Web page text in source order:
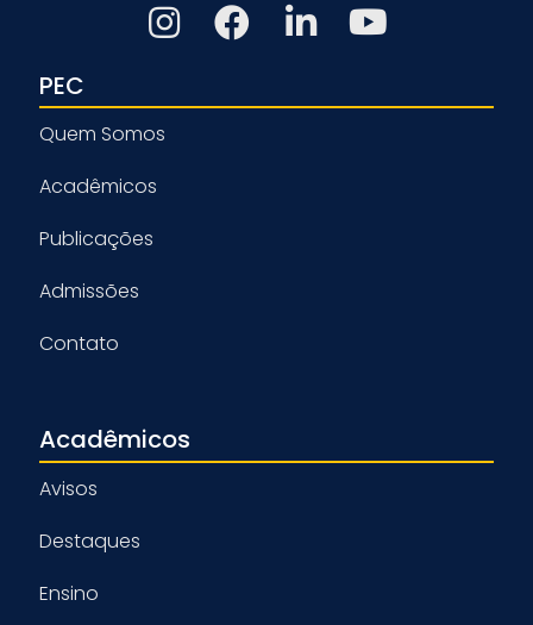
PEC
Quem Somos
Acadêmicos
Publicações
Admissões
Contato
Acadêmicos
Avisos
Destaques
Ensino